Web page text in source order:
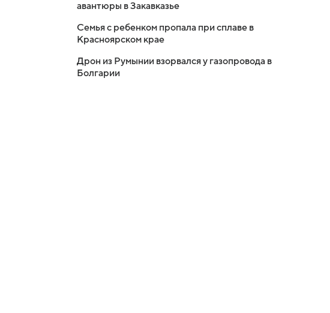
авантюры в Закавказье
Семья с ребенком пропала при сплаве в
Красноярском крае
Дрон из Румынии взорвался у газопровода в
Болгарии